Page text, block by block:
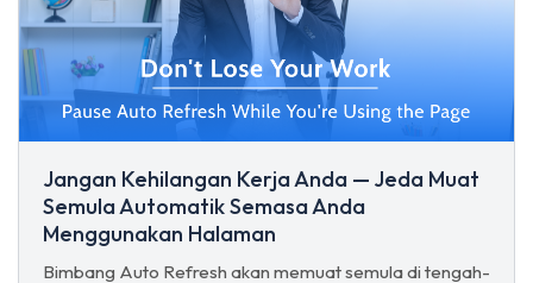
Jangan Kehilangan Kerja Anda — Jeda Muat
Semula Automatik Semasa Anda
Menggunakan Halaman
Bimbang Auto Refresh akan memuat semula di tengah-